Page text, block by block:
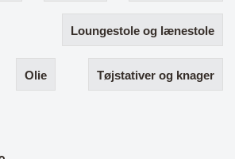
Loungestole og lænestole
Olie Tøjstativer og knager